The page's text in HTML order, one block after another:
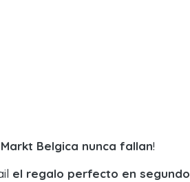
Belgica nunca fallan!
el regalo perfecto en